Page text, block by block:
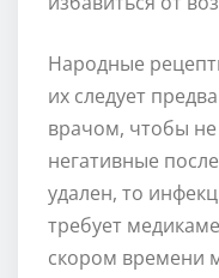
Народные
их следует
врачом, чтобы
негативные
удален, то
требует
скором времени